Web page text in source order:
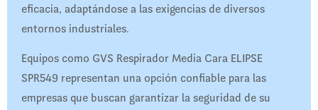
eficacia, adaptándose a las exigencias de diversos
entornos industriales.
Equipos como GVS Respirador Media Cara ELIPSE
SPR549 representan una opción confiable para las
empresas que buscan garantizar la seguridad de su